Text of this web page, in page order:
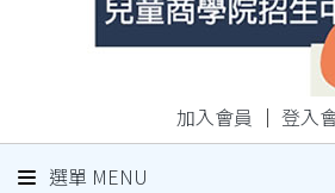
加入會員 ｜ 登入
選單 MENU